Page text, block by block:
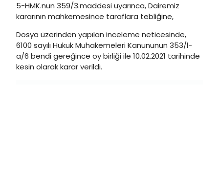
5-HMK.nun 359/3.maddesi uyarınca, Dairemiz
kararının mahkemesince taraflara tebliğine,
Dosya üzerinden yapılan inceleme neticesinde,
6100 sayılı Hukuk Muhakemeleri Kanununun 353/l-
a/6 bendi gereğince oy birliği ile 10.02.2021 tarihinde
kesin olarak karar verildi.